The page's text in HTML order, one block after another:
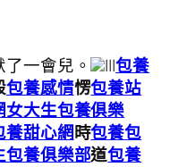
了一會兒。 |||包養
包養感情愣包養站
女大生包養俱樂
養甜心網時包養包
包養俱樂部道包養